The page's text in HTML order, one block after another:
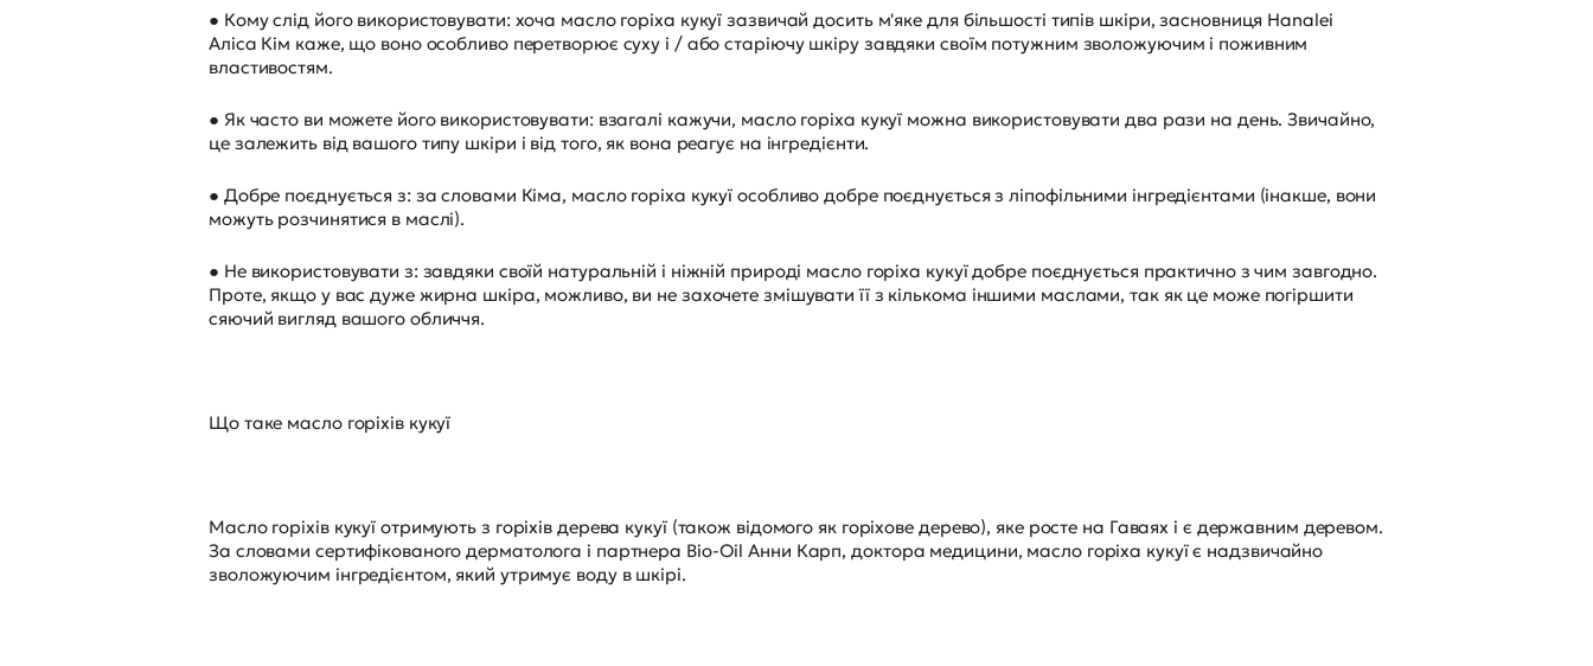
● Кому слід його використовувати: хоча масло горіха кукуї зазвичай досить м'яке для більшості типів шкіри, засновниця Hanalei
Аліса Кім каже, що воно особливо перетворює суху і / або старіючу шкіру завдяки своїм потужним зволожуючим і поживним
властивостям.
● Як часто ви можете його використовувати: взагалі кажучи, масло горіха кукуї можна використовувати два рази на день. Звичайно,
це залежить від вашого типу шкіри і від того, як вона реагує на інгредієнти.
● Добре поєднується з: за словами Кіма, масло горіха кукуї особливо добре поєднується з ліпофільними інгредієнтами (інакше, вони
можуть розчинятися в маслі).
● Не використовувати з: завдяки своїй натуральній і ніжній природі масло горіха кукуї добре поєднується практично з чим завгодно.
Проте, якщо у вас дуже жирна шкіра, можливо, ви не захочете змішувати її з кількома іншими маслами, так як це може погіршити
сяючий вигляд вашого обличчя.
Що таке масло горіхів кукуї
Масло горіхів кукуї отримують з горіхів дерева кукуї (також відомого як горіхове дерево), яке росте на Гаваях і є державним деревом.
За словами сертифікованого дерматолога і партнера Bio-Oil Анни Карп, доктора медицини, масло горіха кукуї є надзвичайно
зволожуючим інгредієнтом, який утримує воду в шкірі.